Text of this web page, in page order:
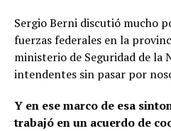
Sergio Berni discutió mucho
fuerzas federales en la
ministerio de Seguridad de la
intendentes sin pasar por
Y en ese marco de esa
trabajó en un acuerdo de